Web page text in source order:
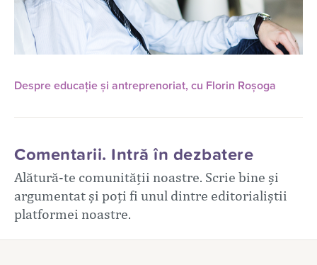
Despre educație și antreprenoriat, cu Florin Roșoga
Comentarii. Intră în dezbatere
Alătură-te comunității noastre. Scrie bine și
argumentat și poți fi unul dintre editorialiștii
platformei noastre.